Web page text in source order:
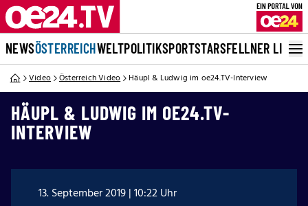
NEWSÖSTERREICHWELTPOLITIKSPORTSTARSFELLNER LIVE
Video Österreich Video Häupl & Ludwig im oe24.TV-Interview
HÄUPL & LUDWIG IM OE24.TV-
INTERVIEW
13. September 2019 | 10:22 Uhr